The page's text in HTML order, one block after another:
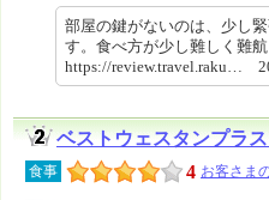
部屋の鍵がないのは、少し
す。食べ方が少し難しく難
https://review.travel.raku…
ベストウェスタンプラ
食事 4 お客さま